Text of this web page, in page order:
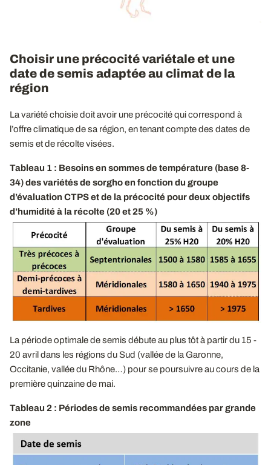
Choisir une précocité variétale et une
date de semis adaptée au climat de la
région
La variété choisie doit avoir une précocité qui correspond à
l’offre climatique de sa région, en tenant compte des dates de
semis et de récolte visées.
Tableau 1 : Besoins en sommes de température (base 8-
34) des variétés de sorgho en fonction du groupe
d’évaluation CTPS et de la précocité pour deux objectifs
d’humidité à la récolte (20 et 25 %)
La période optimale de semis débute au plus tôt à partir du 15 -
20 avril dans les régions du Sud (vallée de la Garonne,
Occitanie, vallée du Rhône…) pour se poursuivre au cours de la
première quinzaine de mai.
Tableau 2 : Périodes de semis recommandées par grande
zone